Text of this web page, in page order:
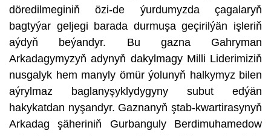
döredilmeginiň özi-de ýurdumyzda çagalaryň
bagtyýar geljegi barada durmuşa geçirilýän işleriň
aýdyň beýandyr. Bu gazna Gahryman
Arkadagymyzyň adynyň dakylmagy Milli Liderimiziň
nusgalyk hem manyly ömür ýolunyň halkymyz bilen
aýrylmaz baglanyşyklydygyny subut edýän
hakykatdan nyşandyr. Gaznanyň ştab-kwartirasynyň
Arkadag şäheriniň Gurbanguly Berdimuhamedow